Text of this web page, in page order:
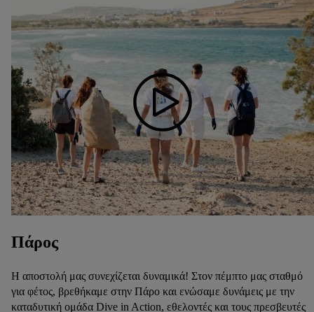
Πάρος
Η αποστολή μας συνεχίζεται δυναμικά! Στον πέμπτο μας σταθμό
για φέτος, βρεθήκαμε στην Πάρο και ενώσαμε δυνάμεις με την
καταδυτική ομάδα Dive in Action, εθελοντές και τους πρεσβευτές